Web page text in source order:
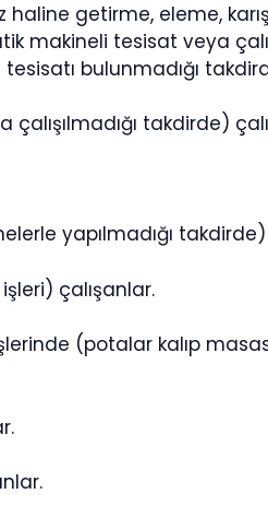
haline getirme, eleme,
makineli tesisat veya
bulunmadığı
takdirde)
yapılmadığı takdirde)
çalışanlar.
(potalar kalıp